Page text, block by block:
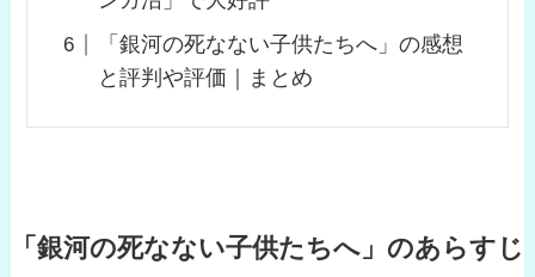
「銀河の死なない子供たちへ」の感想
と評判や評価｜まとめ
「銀河の死なない子供たちへ」のあらすじ